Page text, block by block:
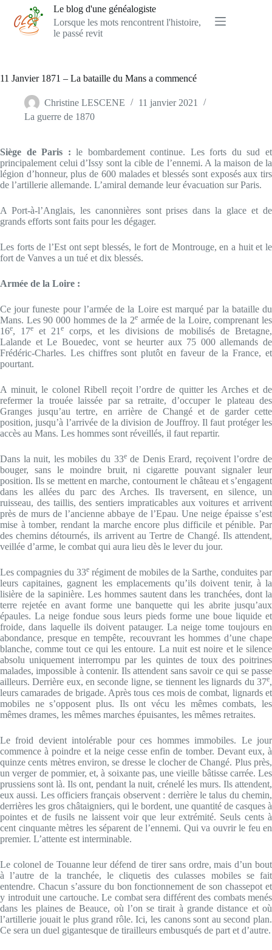
contenu
Le blog d'une généalogiste
Lorsque les mots rencontrent l'histoire,
le passé revit
11 Janvier 1871 – La bataille du Mans a commencé
Christine LESCENE
11 janvier 2021
La guerre de 1870
Siège de Paris : le bombardement continue. Les forts du sud et
principalement celui d’Issy sont la cible de l’ennemi. A la maison de la
légion d’honneur, plus de 600 malades et blessés sont exposés aux tirs
de l’artillerie allemande. L’amiral demande leur évacuation sur Paris.
A Port-à-l’Anglais, les canonnières sont prises dans la glace et de
grands efforts sont faits pour les dégager.
Les forts de l’Est ont sept blessés, le fort de Montrouge, en a huit et le
fort de Vanves a un tué et dix blessés.
Armée de la Loire :
Ce jour funeste pour l’armée de la Loire est marqué par la bataille du
Mans. Les 90 000 hommes de la 2earmée de la Loire, comprenant les
16e, 17eet 21 ecorps, et les divisions de mobilisés de Bretagne,
Lalande et Le Bouedec, vont se heurter aux 75 000 allemands de
Frédéric-Charles. Les chiffres sont plutôt en faveur de la France, et
pourtant.
A minuit, le colonel Ribell reçoit l’ordre de quitter les Arches et de
refermer la trouée laissée par sa retraite, d’occuper le plateau des
Granges jusqu’au tertre, en arrière de Changé et de garder cette
position, jusqu’à l’arrivée de la division de Jouffroy. Il faut protéger les
accès au Mans. Les hommes sont réveillés, il faut repartir.
Dans la nuit, les mobiles du 33ede Denis Erard, reçoivent l’ordre de
bouger, sans le moindre bruit, ni cigarette pouvant signaler leur
position. Ils se mettent en marche, contournent le château et s’engagent
dans les allées du parc des Arches. Ils traversent, en silence, un
ruisseau, des taillis, des sentiers impraticables aux voitures et arrivent
près de murs de l’ancienne abbaye de l’Epau. Une neige épaisse s’est
mise à tomber, rendant la marche encore plus difficile et pénible. Par
des chemins détournés, ils arrivent au Tertre de Changé. Ils attendent,
veillée d’arme, le combat qui aura lieu dès le lever du jour.
Les compagnies du 33e régiment de mobiles de la Sarthe, conduites par
leurs capitaines, gagnent les emplacements qu’ils doivent tenir, à la
lisière de la sapinière. Les hommes sautent dans les tranchées, dont la
terre rejetée en avant forme une banquette qui les abrite jusqu’aux
épaules. La neige fondue sous leurs pieds forme une boue liquide et
froide, dans laquelle ils doivent patauger. La neige tome toujours en
abondance, presque en tempête, recouvrant les hommes d’une chape
blanche, comme tout ce qui les entoure. La nuit est noire et le silence
absolu uniquement interrompu par les quintes de toux des poitrines
malades, impossible à contenir. Ils attendent sans savoir ce qui se passe
ailleurs. Derrière eux, en seconde ligne, se tiennent les lignards du 37e,
leurs camarades de brigade. Après tous ces mois de combat, lignards et
mobiles ne s’opposent plus. Ils ont vécu les mêmes combats, les
mêmes drames, les mêmes marches épuisantes, les mêmes retraites.
Le froid devient intolérable pour ces hommes immobiles. Le jour
commence à poindre et la neige cesse enfin de tomber. Devant eux, à
quinze cents mètres environ, se dresse le clocher de Changé. Plus près,
un verger de pommier, et, à soixante pas, une vieille bâtisse carrée. Les
prussiens sont là. Ils ont, pendant la nuit, crénelé les murs. Ils attendent,
eux aussi. Les officiers français observent : derrière le talus du chemin,
derrières les gros châtaigniers, qui le bordent, une quantité de casques à
pointes et de fusils ne laissent voir que leur extrémité. Seuls cents à
cent cinquante mètres les séparent de l’ennemi. Qui va ouvrir le feu en
premier. L’attente est interminable.
Le colonel de Touanne leur défend de tirer sans ordre, mais d’un bout
à l’autre de la tranchée, le cliquetis des culasses mobiles se fait
entendre. Chacun s’assure du bon fonctionnement de son chassepot et
y introduit une cartouche. Le combat sera différent des combats menés
dans les plaines de Beauce, où l’on se tirait à grande distance et où
l’artillerie jouait le plus grand rôle. Ici, les canons sont au second plan.
Ce sera un duel gigantesque de tirailleurs embusqués de part et d’autre.